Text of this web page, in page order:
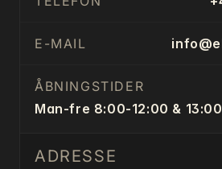
E-MAIL
ÅBNINGSTIDER
Man-fre 8:00-12:00 &
ADRESSE